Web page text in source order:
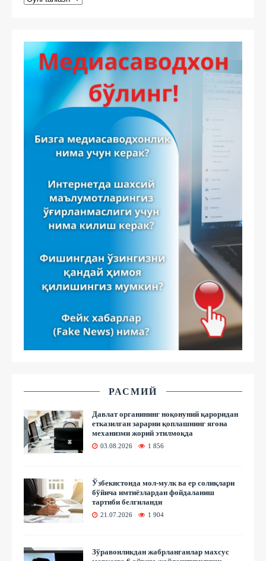
РАСМИЙ
Давлат органининг ноқонуний қароридан
етказилган зарарни қоплашнинг ягона
механизми жорий этилмоқда
03.08.2026 1 856
Ўзбекистонда мол-мулк ва ер солиқлари
бўйича имтиёзлардан фойдаланиш
тартиби белгиланди
21.07.2026 1 904
Зўравонликдан жабрланганлар махсус